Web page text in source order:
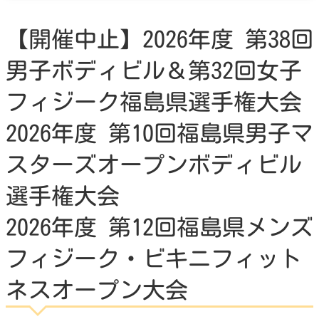
JA
ソーシャルメディア
お問い合わせ
【開催中止】2026年度 第38回
男子ボディビル＆第32回女子
フィジーク福島県選手権大会
2026年度 第10回福島県男子マ
スターズオープンボディビル
選手権大会
2026年度 第12回福島県メンズ
フィジーク・ビキニフィット
ネスオープン大会